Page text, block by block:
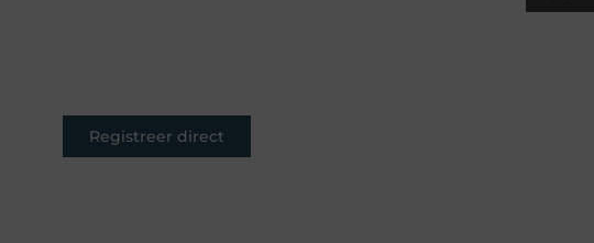
Registreer direct